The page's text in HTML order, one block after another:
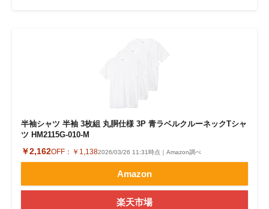
半袖シャツ 半袖 3枚組 丸胴仕様 3P 青ラベルクルーネックTシャ
ツ HM2115G-010-M
￥2,162OFF： ￥1,1382026/03/26 11:31時点｜Amazon調べ
Amazon
楽天市場